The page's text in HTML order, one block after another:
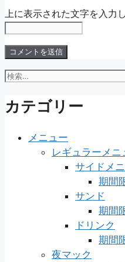
上に表示された文字を入力
検
カテゴリー
メニュー
レギュラーメニ
サイドメ
期間
サンド
期間
ドリンク
期間
夜マック